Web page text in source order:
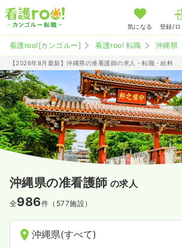
気になる 登録/ロ
看護roo![カンゴルー] 看護roo! 転職 沖縄県
【2026年8月最新】沖縄県の准看護師の求人・転職・給料
沖縄県の准看護師 の求人
全986件（577施設）
沖縄県(すべて)